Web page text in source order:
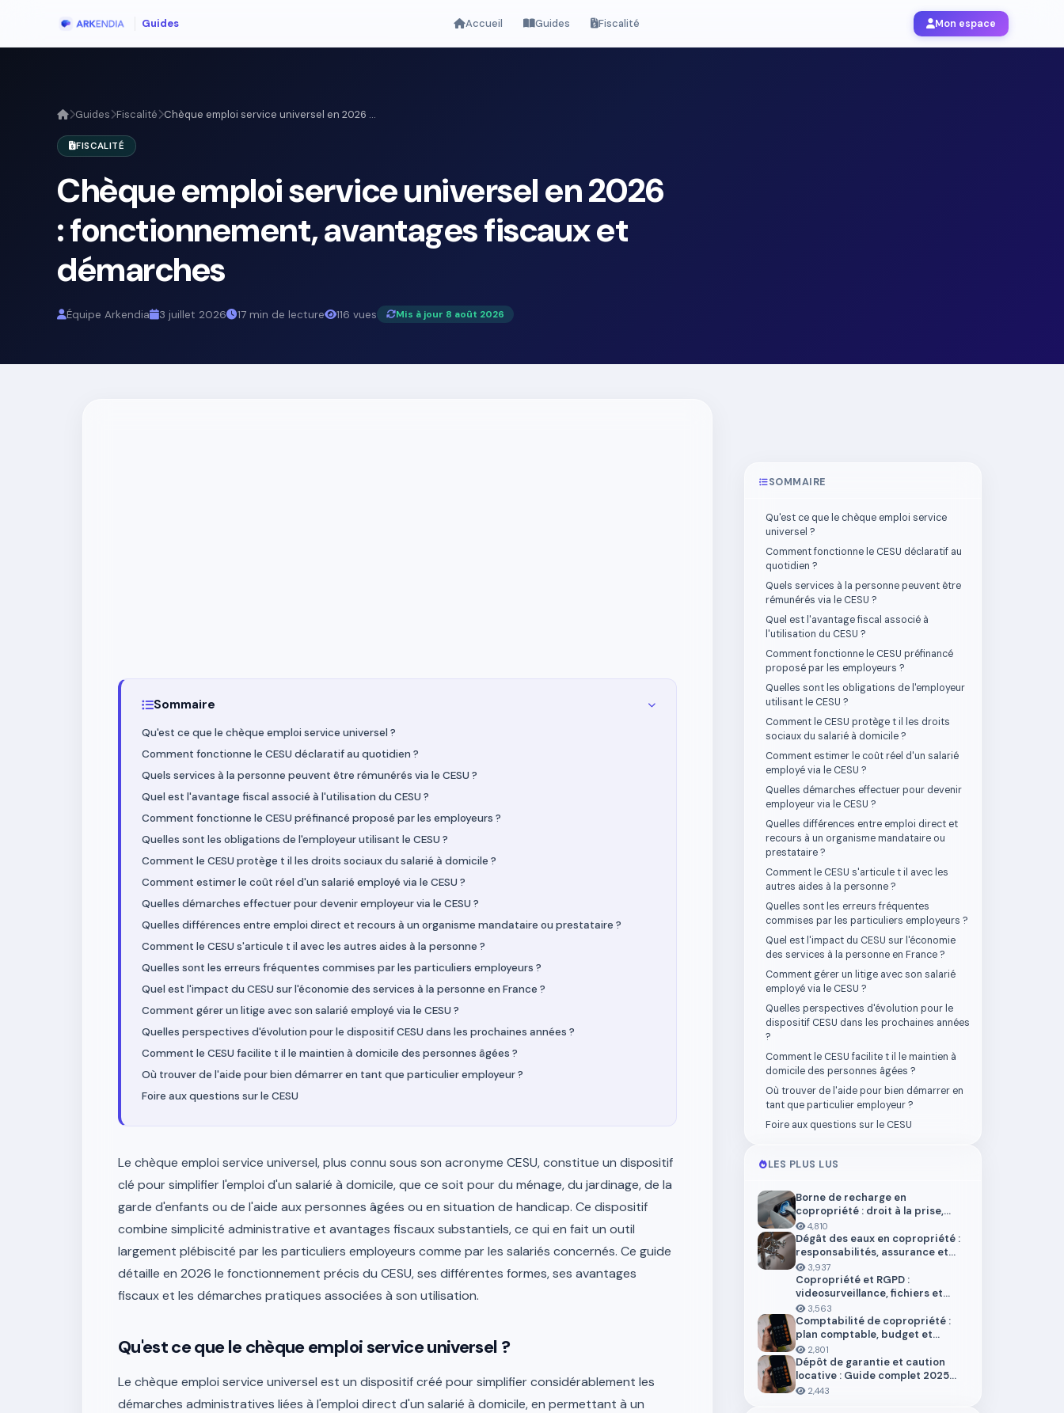
Guides Accueil Guides Fiscalité Mon espace
Guides Fiscalité Chèque emploi service universel en 2026 ...
FISCALITÉ
Chèque emploi service universel en 2026
: fonctionnement, avantages fiscaux et
démarches
Équipe Arkendia 3 juillet 2026 17 min de lecture 116 vues Mis à jour 8 août 2026
Sommaire
Qu'est ce que le chèque emploi service universel ?
Comment fonctionne le CESU déclaratif au quotidien ?
Quels services à la personne peuvent être rémunérés via le CESU ?
Quel est l'avantage fiscal associé à l'utilisation du CESU ?
Comment fonctionne le CESU préfinancé proposé par les employeurs ?
Quelles sont les obligations de l'employeur utilisant le CESU ?
Comment le CESU protège t il les droits sociaux du salarié à domicile ?
Comment estimer le coût réel d'un salarié employé via le CESU ?
Quelles démarches effectuer pour devenir employeur via le CESU ?
Quelles différences entre emploi direct et recours à un organisme mandataire ou prestataire ?
Comment le CESU s'articule t il avec les autres aides à la personne ?
Quelles sont les erreurs fréquentes commises par les particuliers employeurs ?
Quel est l'impact du CESU sur l'économie des services à la personne en France ?
Comment gérer un litige avec son salarié employé via le CESU ?
Quelles perspectives d'évolution pour le dispositif CESU dans les prochaines années ?
Comment le CESU facilite t il le maintien à domicile des personnes âgées ?
Où trouver de l'aide pour bien démarrer en tant que particulier employeur ?
Foire aux questions sur le CESU
Le chèque emploi service universel, plus connu sous son acronyme CESU, constitue un dispositif
clé pour simplifier l'emploi d'un salarié à domicile, que ce soit pour du ménage, du jardinage, de la
garde d'enfants ou de l'aide aux personnes âgées ou en situation de handicap. Ce dispositif
combine simplicité administrative et avantages fiscaux substantiels, ce qui en fait un outil
largement plébiscité par les particuliers employeurs comme par les salariés concernés. Ce guide
détaille en 2026 le fonctionnement précis du CESU, ses différentes formes, ses avantages
fiscaux et les démarches pratiques associées à son utilisation.
Qu'est ce que le chèque emploi service universel ?
Le chèque emploi service universel est un dispositif créé pour simplifier considérablement les
démarches administratives liées à l'emploi direct d'un salarié à domicile, en permettant à un
SOMMAIRE
Qu'est ce que le chèque emploi service
universel ?
Comment fonctionne le CESU déclaratif au
quotidien ?
Quels services à la personne peuvent être
rémunérés via le CESU ?
Quel est l'avantage fiscal associé à
l'utilisation du CESU ?
Comment fonctionne le CESU préfinancé
proposé par les employeurs ?
Quelles sont les obligations de l'employeur
utilisant le CESU ?
Comment le CESU protège t il les droits
sociaux du salarié à domicile ?
Comment estimer le coût réel d'un salarié
employé via le CESU ?
Quelles démarches effectuer pour devenir
employeur via le CESU ?
Quelles différences entre emploi direct et
recours à un organisme mandataire ou
prestataire ?
Comment le CESU s'articule t il avec les
autres aides à la personne ?
Quelles sont les erreurs fréquentes
commises par les particuliers employeurs ?
Quel est l'impact du CESU sur l'économie
des services à la personne en France ?
Comment gérer un litige avec son salarié
employé via le CESU ?
Quelles perspectives d'évolution pour le
dispositif CESU dans les prochaines années
?
Comment le CESU facilite t il le maintien à
domicile des personnes âgées ?
Où trouver de l'aide pour bien démarrer en
tant que particulier employeur ?
Foire aux questions sur le CESU
LES PLUS LUS
Borne de recharge en
copropriété : droit à la prise,
installation et aides en 2026
4,810
Dégât des eaux en copropriété :
responsabilités, assurance et
démarches
3,937
Copropriété et RGPD :
videosurveillance, fichiers et
donnees personnelles
3,563
Comptabilité de copropriété :
plan comptable, budget et
trésorerie 2026
2,801
Dépôt de garantie et caution
locative : Guide complet 2025
pour locataires et propriétaires
2,443